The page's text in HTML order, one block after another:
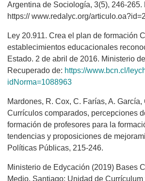
Argentina de Sociología, 3(5), 246-265.
https:// www.redalyc.org/
Ley 20.911. Crea el plan de formación
establecimientos educacionales
Estado. 2 de abril de 2016. Ministerio
Recuperado de: https://www.bcn.cl/
idNorma=1088963
Mardones, R. Cox, C. Farías, A. García,
Currículos comparados, percepciones
formación de profesores para la
tendencias y proposiciones de
Políticas Públicas, 215-246.
Ministerio de Edycación (2019) Bases
Medio. Santiago: Unidad de